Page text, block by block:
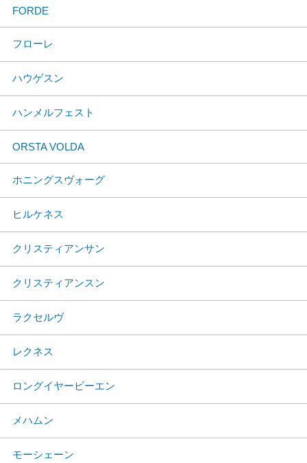
FORDE
フローレ
ハウゲスン
ハンメルフェスト
ORSTA VOLDA
ホニングスヴォーグ
ヒルケネス
クリスティアンサン
クリスティアンスン
ラクセルヴ
レクネス
ロングイヤービーエン
メハムン
モーシェーン